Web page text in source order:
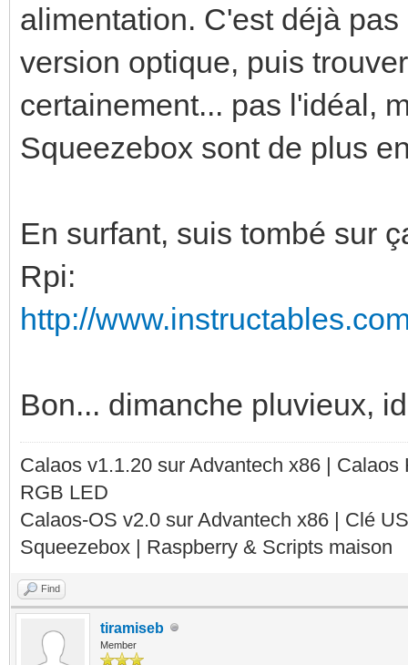
alimentation. C'est déjà
version optique, puis
certainement... pas l'idéal,
Squeezebox sont de plus
En surfant, suis tombé sur
Rpi:
http://
Bon... dimanche pluvieux,
Calaos v1.1.20 sur Advantech x86 |
RGB LED
Calaos-OS v2.0 sur Advantech x86 | Clé
Squeezebox | Raspberry & Scripts maison
Find
tiramiseb
Member